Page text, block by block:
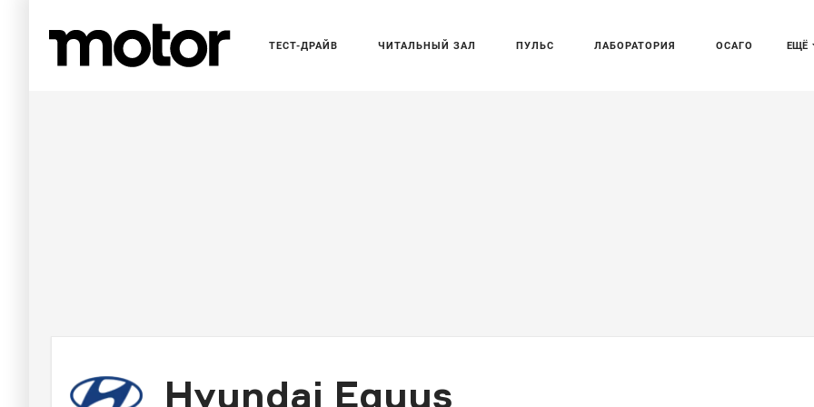
ЕЩЁ
ТЕСТ-ДРАЙВ ЧИТАЛЬНЫЙ ЗАЛ ПУЛЬС ЛАБОРАТОРИЯ ОСАГО
Hyundai Equus